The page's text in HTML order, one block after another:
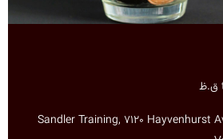
Sandler Training, 7120 Hayvenhurst